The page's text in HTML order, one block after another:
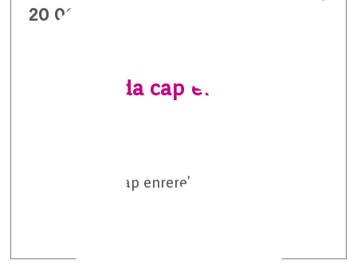
20 06 2014
‘Una mirada cap enrere’ visita
‘Una mirada cap enrere’ visita Muro